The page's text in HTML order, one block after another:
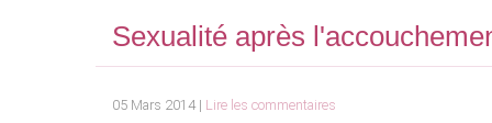
Sexualité après
05 Mars 2014 | Lire les commentaires